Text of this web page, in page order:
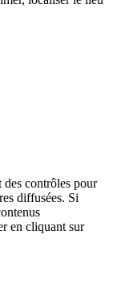
des contrôles pour
diffusées. Si
en cliquant sur